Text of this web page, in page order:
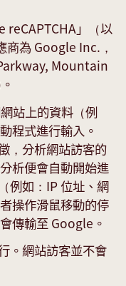
reCAPTCHA」（以
商為 Google Inc.，
Mountain
站上的資料（例
程式進行輸入。
，分析網站訪客的
析便會自動開始進
例如：IP 位址、網
操作滑鼠移動的停
傳輸至 Google。
。網站訪客並不會